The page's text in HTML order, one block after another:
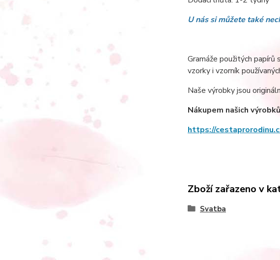
U nás si můžete také
Gramáže použitých
vzorky i vzorník
Naše výrobky jsou
Nákupem našich
https://
Zboží zařazeno v
Svatba